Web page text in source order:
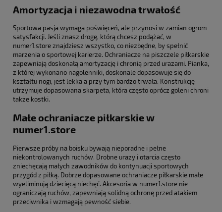
Amortyzacja i niezawodna trwałość
Sportowa pasja wymaga poświęceń, ale przynosi w zamian ogrom
satysfakcji. Jeśli znasz drogę, którą chcesz podążać, w
numer1.store znajdziesz wszystko, co niezbędne, by spełnić
marzenia o sportowej karierze. Ochraniacze na piszczele piłkarskie
zapewniają doskonałą amortyzację i chronią przed urazami. Pianka,
z której wykonano nagolenniki, doskonale dopasowuje się do
kształtu nogi, jest lekka a przy tym bardzo trwała. Konstrukcję
utrzymuje dopasowana skarpeta, która często oprócz goleni chroni
także kostki.
Małe ochraniacze piłkarskie w
numer1.store
Pierwsze próby na boisku bywają nieporadne i pełne
niekontrolowanych ruchów. Drobne urazy i otarcia często
zniechęcają małych zawodników do kontynuacji sportowych
przygód z piłką. Dobrze dopasowane ochraniacze piłkarskie małe
wyeliminują dziecięcą niechęć. Akcesoria w numer1.store nie
ograniczają ruchów, zapewniają solidną ochronę przed atakiem
przeciwnika i wzmagają pewność siebie.